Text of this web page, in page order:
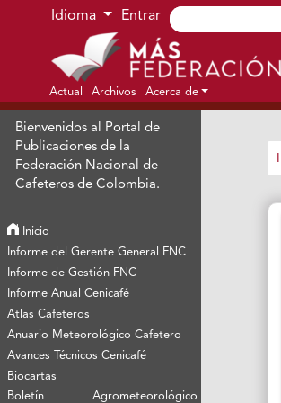
Ir al menú de navegación principal
Ir al contenido principal
Ir al pie de página del sitio
Idioma Entrar
Actual Archivos Acerca de
Bienvenidos al Portal de
Publicaciones de la
Federación Nacional de
Cafeteros de Colombia.
Inicio
Informe del Gerente General FNC
Informe de Gestión FNC
Informe Anual Cenicafé
Atlas Cafeteros
Anuario Meteorológico Cafetero
Avances Técnicos Cenicafé
Biocartas
Boletín Agrometeorológico